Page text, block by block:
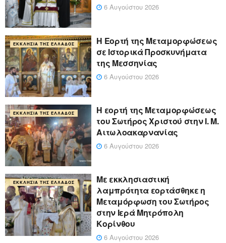
6 Αυγούστου 2026
ΕΚΚΛΗΣΊΑ ΤΗΣ ΕΛΛΆΔΟΣ
Η Εορτή της Μεταμορφώσεως
σε Ιστορικά Προσκυνήματα
της Μεσσηνίας
6 Αυγούστου 2026
ΕΚΚΛΗΣΊΑ ΤΗΣ ΕΛΛΆΔΟΣ
Η εορτή της Μεταμορφώσεως
του Σωτήρος Χριστού στην Ι. Μ.
Αιτωλοακαρνανίας
6 Αυγούστου 2026
ΕΚΚΛΗΣΊΑ ΤΗΣ ΕΛΛΆΔΟΣ
Με εκκλησιαστική
λαμπρότητα εορτάσθηκε η
Μεταμόρφωση του Σωτήρος
στην Ιερά Μητρόπολη
Κορίνθου
6 Αυγούστου 2026